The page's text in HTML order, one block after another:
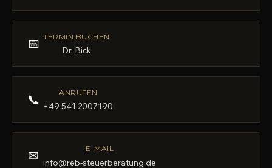
📅 TERMIN BUCHEN
Dr. Bick
📞 ANRUFEN
+49 541 2007190
✉ E-MAIL
info@reb-steuerberatung.de